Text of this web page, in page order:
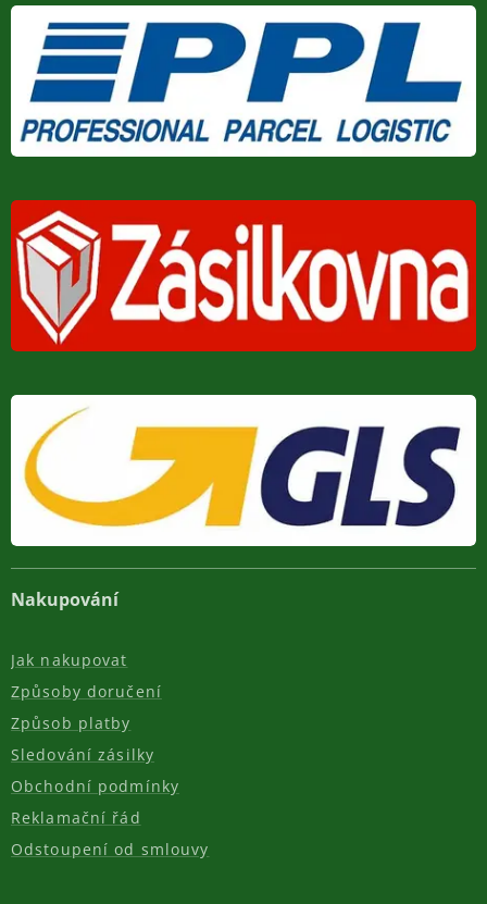
Nakupování
Jak nakupovat
Způsoby doručení
Způsob platby
Sledování zásilky
Obchodní podmínky
Reklamační řád
Odstoupení od smlouvy